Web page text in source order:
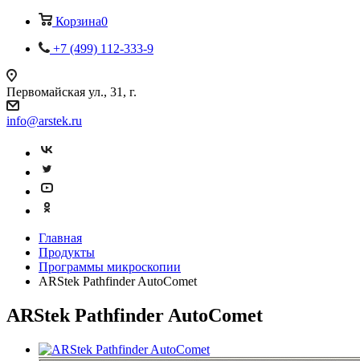
Корзина0
+7 (499) 112-333-9
Первомайская ул., 31, г.
info@arstek.ru
Главная
Продукты
Программы микроскопии
ARStek Pathfinder AutoComet
ARStek Pathfinder AutoComet